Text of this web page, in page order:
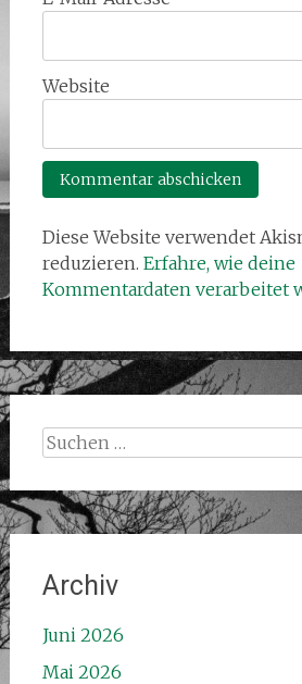
Website
Diese Website verwendet
reduzieren. Erfahre, wie deine
Kommentardaten verarbeitet
Suchen
nach:
Archiv
Juni 2026
Mai 2026